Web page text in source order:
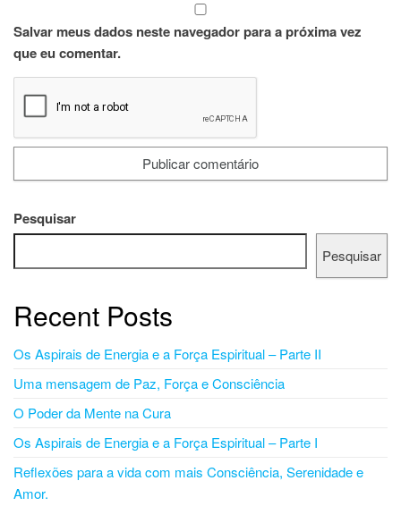
Salvar meus dados neste navegador para a próxima vez
que eu comentar.
Pesquisar
Pesquisar
Recent Posts
Os Aspirais de Energia e a Força Espiritual – Parte II
Uma mensagem de Paz, Força e Consciência
O Poder da Mente na Cura
Os Aspirais de Energia e a Força Espiritual – Parte I
Reflexões para a vida com mais Consciência, Serenidade e
Amor.